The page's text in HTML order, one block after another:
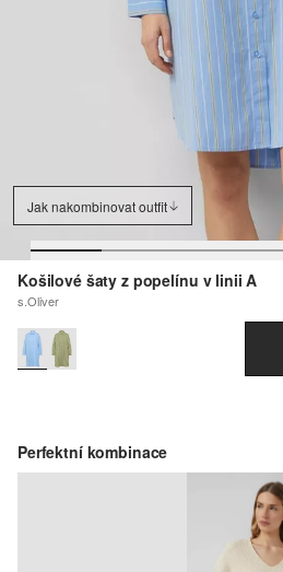
Jak nakombinovat outfit
Košilové šaty z popelínu v linii A
s.Oliver
Perfektní kombinace